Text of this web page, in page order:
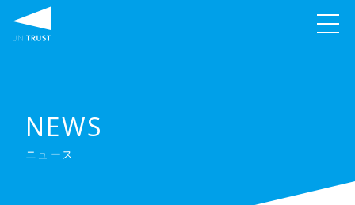
NEWS
ニュース